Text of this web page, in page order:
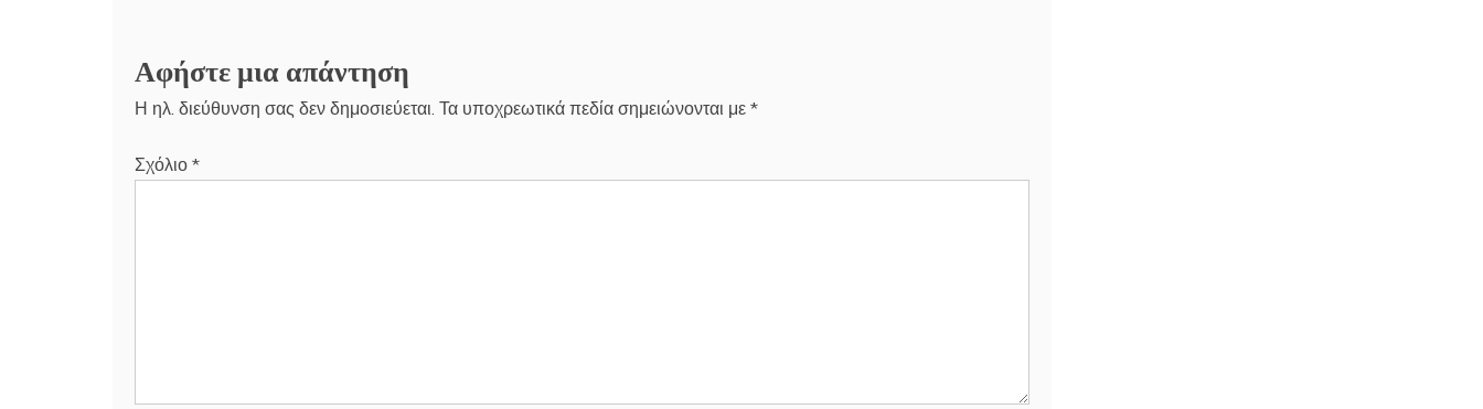
Αφήστε μια απάντηση
Η ηλ. διεύθυνση σας δεν δημοσιεύεται. Τα υποχρεωτικά πεδία σημειώνονται με *
Σχόλιο *